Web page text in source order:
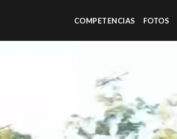
COMPETENCIAS FOTOS